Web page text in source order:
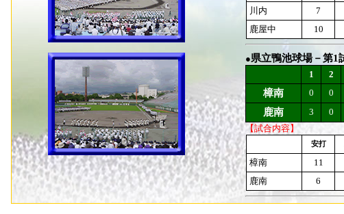
川内 7
鹿屋中
10
●県立鴨池球場－第1
1 2
樟南 0 0
鹿南 3 0
【試合内容】
安打
樟南 11
鹿南
6